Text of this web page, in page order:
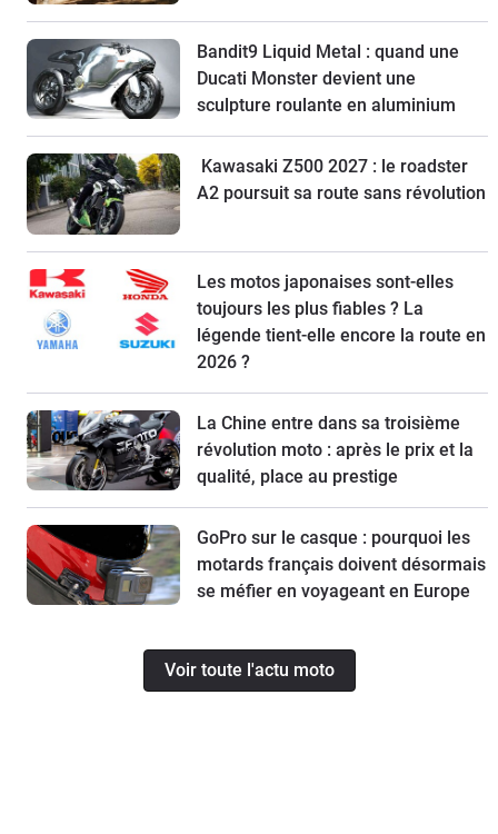
Bandit9 Liquid Metal : quand une
Ducati Monster devient une
sculpture roulante en aluminium
Kawasaki Z500 2027 : le roadster
A2 poursuit sa route sans révolution
Les motos japonaises sont-elles
toujours les plus fiables ? La
légende tient-elle encore la route en
2026 ?
La Chine entre dans sa troisième
révolution moto : après le prix et la
qualité, place au prestige
GoPro sur le casque : pourquoi les
motards français doivent désormais
se méfier en voyageant en Europe
Voir toute l'actu moto